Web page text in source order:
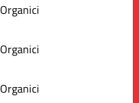
Organici
Organici
Organici